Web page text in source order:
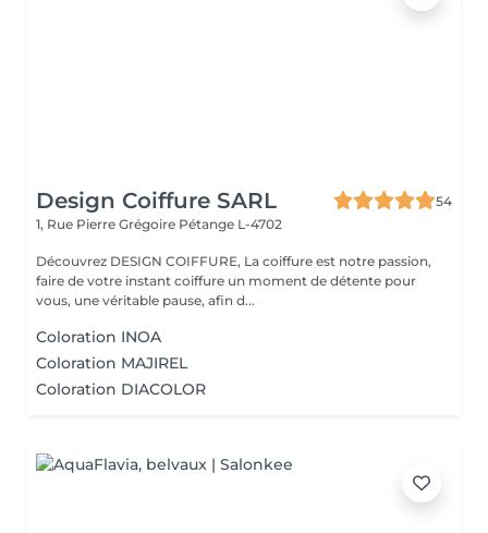
Design Coiffure SARL
54
1, Rue Pierre Grégoire Pétange L-4702
Découvrez DESIGN COIFFURE, La coiffure est notre passion,
faire de votre instant coiffure un moment de détente pour
vous, une véritable pause, afin d...
Coloration INOA
Coloration MAJIREL
Coloration DIACOLOR